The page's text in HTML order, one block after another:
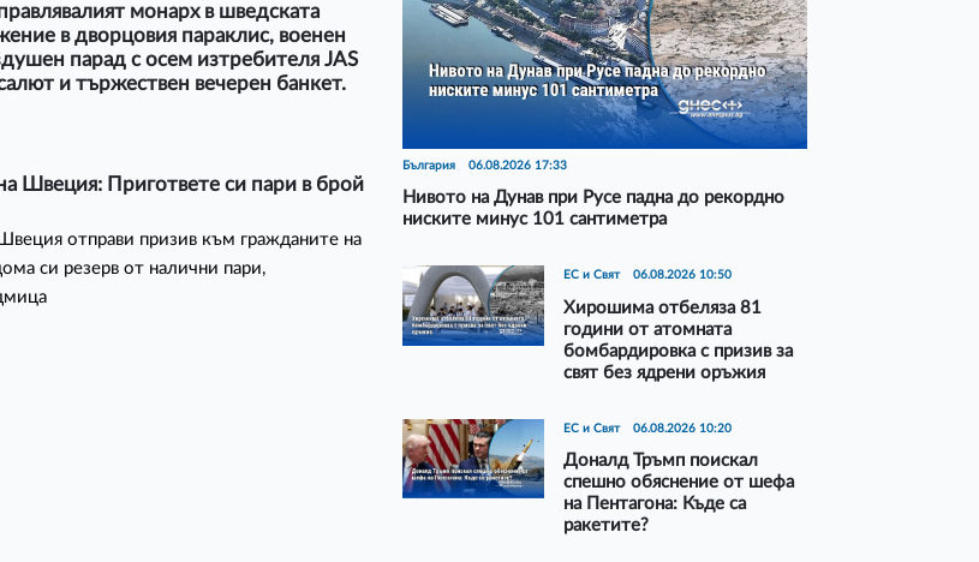
монарх в шведската
в дворцовия параклис, военен
парад с осем изтребителя JAS
и тържествен вечерен банкет.
Швеция: Пригответе си пари в брой
отправи призив към гражданите на
си резерв от налични пари,
България 06.08.2026 17:33
Нивото на Дунав при Русе падна до рекордно
ниските минус 101 сантиметра
ЕС и Свят 06.08.2026 10:50
Хирошима отбеляза 81
години от атомната
бомбардировка с призив за
свят без ядрени оръжия
ЕС и Свят 06.08.2026 10:20
Доналд Тръмп поискал
спешно обяснение от шефа
на Пентагона: Къде са
ракетите?